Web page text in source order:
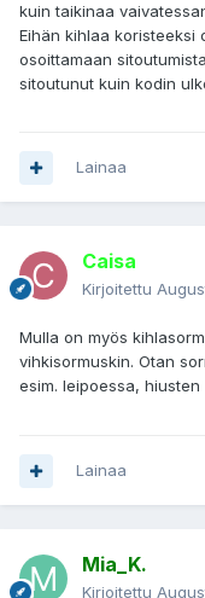
kuin taikinaa
Eihän kihlaa koristeeksi
osoittamaan
sitoutunut kuin kodin
Lainaa
Caisa
Kirjoitettu
Mulla on myös
vihkisormuskin. Otan
esim. leipoessa, hiusten
Lainaa
Mia_K.
Kirjoitettu